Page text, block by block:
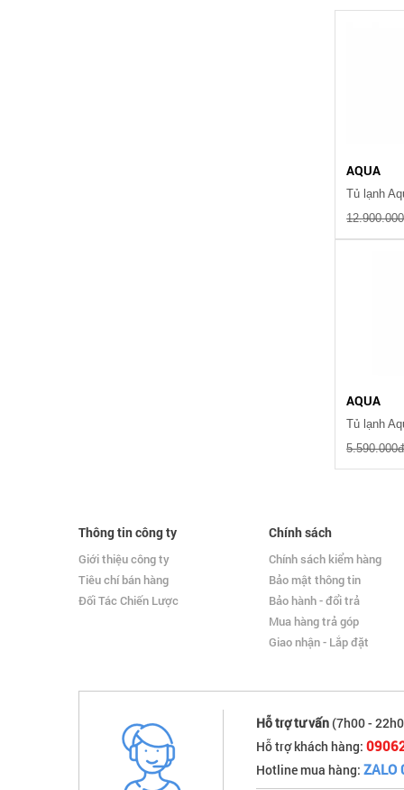
AQUA
AQUA
5.590.000đ
Thông tin công ty
Giới thiệu công ty
Tiêu chí bán hàng
Đối Tác Chiến Lược
Chính sách
Chính sách kiểm hàng
Bảo mật thông tin
Bảo hành - đổi trả
Mua hàng trả góp
Giao nhận - Lắp đặt
Hỗ trợ tư vấn (7h00 -
Hỗ trợ khách hàng:
Hotline mua hàng: ZALO